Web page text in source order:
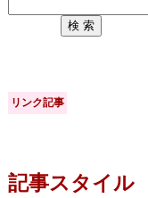
リンク記事
記事スタイル